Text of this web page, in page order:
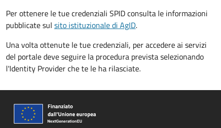
Per ottenere le tue credenziali SPID consulta le informazioni
pubblicate sul sito istituzionale di AgID.
Una volta ottenute le tue credenziali, per accedere ai servizi
del portale deve seguire la procedura prevista selezionando
l'Identity Provider che te le ha rilasciate.